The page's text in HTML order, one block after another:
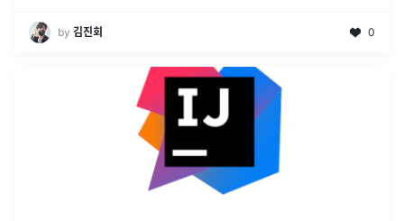
by 김진회 0